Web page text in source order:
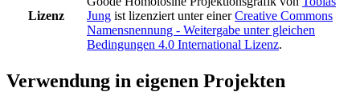
Lizenz
Jung ist lizenziert unter einerCreative Commons
Namensnennung - Weitergabe unter gleichen
Bedingungen 4.0 International Lizenz.
Verwendung in eigenen Projekten